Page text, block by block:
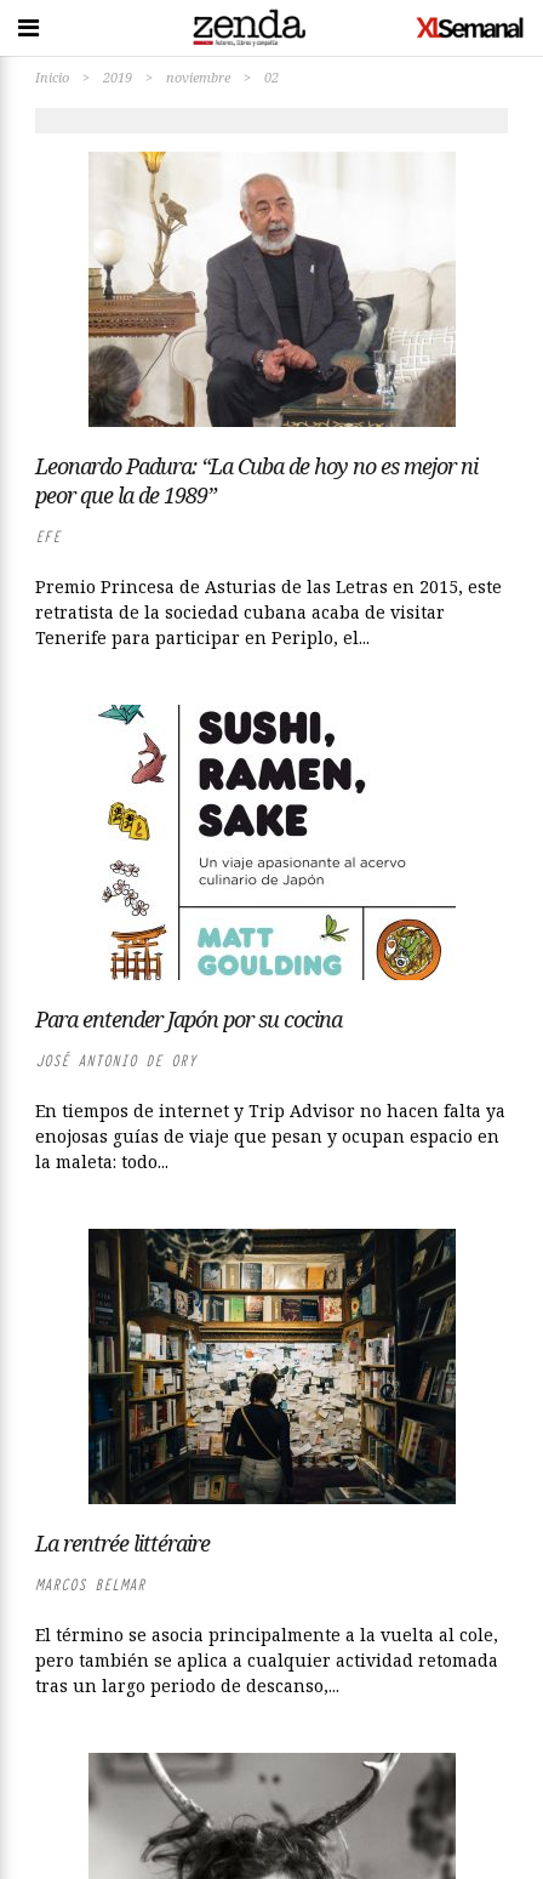
Inicio > 2019 > noviembre > 02
Leonardo Padura: “La Cuba de hoy no es mejor ni
peor que la de 1989”
EFE
Premio Princesa de Asturias de las Letras en 2015, este
retratista de la sociedad cubana acaba de visitar
Tenerife para participar en Periplo, el...
Para entender Japón por su cocina
JOSÉ ANTONIO DE ORY
En tiempos de internet y Trip Advisor no hacen falta ya
enojosas guías de viaje que pesan y ocupan espacio en
la maleta: todo...
La rentrée littéraire
MARCOS BELMAR
El término se asocia principalmente a la vuelta al cole,
pero también se aplica a cualquier actividad retomada
tras un largo periodo de descanso,...